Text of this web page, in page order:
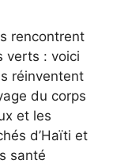
rencontrent
verts : voici
réinventent
du corps
et les
d’Haïti et
santé